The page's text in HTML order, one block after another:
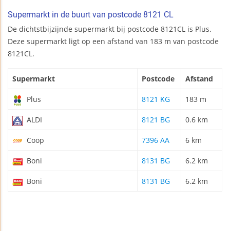
Supermarkt in de buurt van postcode 8121 CL
De dichtstbijzijnde supermarkt bij postcode 8121CL is Plus.
Deze supermarkt ligt op een afstand van 183 m van postcode
8121CL.
Supermarkt Postcode Afstand
Plus 8121 KG 183 m
ALDI 8121 BG 0.6 km
Coop 7396 AA 6 km
Boni 8131 BG 6.2 km
Boni 8131 BG 6.2 km